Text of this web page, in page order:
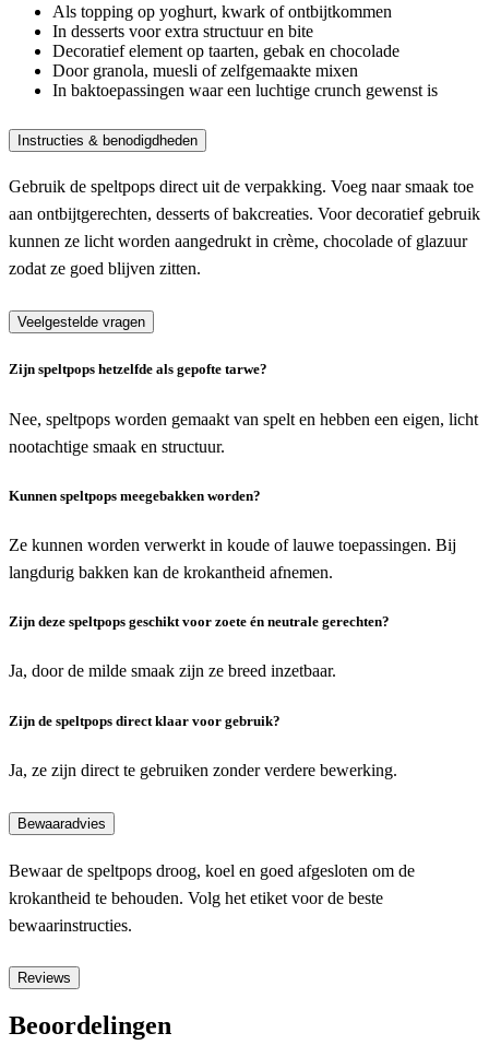
Als topping op yoghurt, kwark of ontbijtkommen
In desserts voor extra structuur en bite
Decoratief element op taarten, gebak en chocolade
Door granola, muesli of zelfgemaakte mixen
In baktoepassingen waar een luchtige crunch gewenst is
Instructies & benodigdheden
Gebruik de speltpops direct uit de verpakking. Voeg naar smaak toe
aan ontbijtgerechten, desserts of bakcreaties. Voor decoratief gebruik
kunnen ze licht worden aangedrukt in crème, chocolade of glazuur
zodat ze goed blijven zitten.
Veelgestelde vragen
Zijn speltpops hetzelfde als gepofte tarwe?
Nee, speltpops worden gemaakt van spelt en hebben een eigen, licht
nootachtige smaak en structuur.
Kunnen speltpops meegebakken worden?
Ze kunnen worden verwerkt in koude of lauwe toepassingen. Bij
langdurig bakken kan de krokantheid afnemen.
Zijn deze speltpops geschikt voor zoete én neutrale gerechten?
Ja, door de milde smaak zijn ze breed inzetbaar.
Zijn de speltpops direct klaar voor gebruik?
Ja, ze zijn direct te gebruiken zonder verdere bewerking.
Bewaaradvies
Bewaar de speltpops droog, koel en goed afgesloten om de
krokantheid te behouden. Volg het etiket voor de beste
bewaarinstructies.
Reviews
Beoordelingen